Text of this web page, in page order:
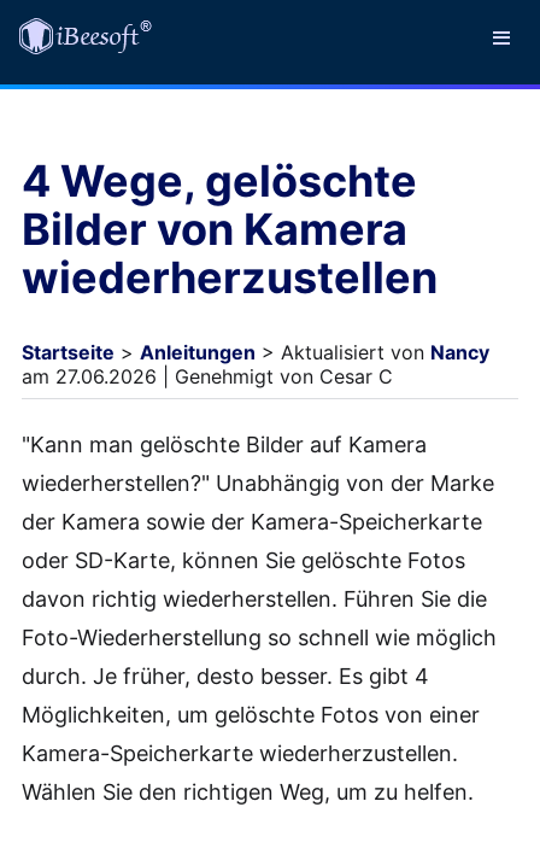
4 Wege, gelöschte
Bilder von Kamera
wiederherzustellen
Startseite > Anleitungen > Aktualisiert von Nancy
am 27.06.2026 | Genehmigt von Cesar C
"Kann man gelöschte Bilder auf Kamera
wiederherstellen?" Unabhängig von der Marke
der Kamera sowie der Kamera-Speicherkarte
oder SD-Karte, können Sie gelöschte Fotos
davon richtig wiederherstellen. Führen Sie die
Foto-Wiederherstellung so schnell wie möglich
durch. Je früher, desto besser. Es gibt 4
Möglichkeiten, um gelöschte Fotos von einer
Kamera-Speicherkarte wiederherzustellen.
Wählen Sie den richtigen Weg, um zu helfen.